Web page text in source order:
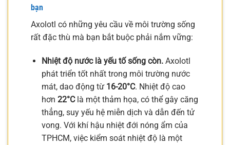
bạn
Axolotl có những yêu cầu về môi trường sống
rất đặc thù mà bạn bắt buộc phải nắm vững:
Nhiệt độ nước là yếu tố sống còn.Axolotl
phát triển tốt nhất trong môi trường nước
mát, dao động từ 16-20°C. Nhiệt độ cao
hơn 22°Clà một thảm họa, có thể gây căng
thẳng, suy yếu hệ miễn dịch và dẫn đến tử
vong. Với khí hậu nhiệt đới nóng ẩm của
TPHCM, việc kiểm soát nhiệt độ là một